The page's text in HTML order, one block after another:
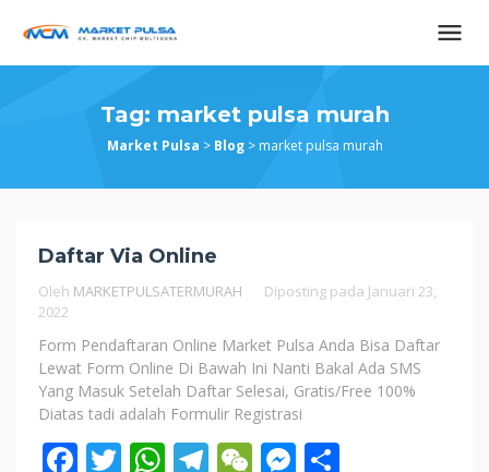
Tag: market pulsa murah
Market Pulsa > Blog> market pulsa murah
Daftar Via Online
Oleh MARKETPULSATERMURAH Diposting pada Januari 23,
2022
Form Pendaftaran Online Market Pulsa Anda Bisa Daftar
Lewat Form Online Di Bawah Ini Nanti Bakal Ada SMS
Yang Masuk Setelah Daftar Selesai, Gratis/Free 100%
Diatas tadi adalah Formulir Registrasi
Facebook
Twitter
WhatsApp
Telegram
WeChat
Messenger